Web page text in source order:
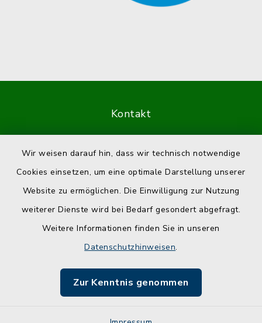
Wir weisen darauf hin, dass wir technisch notwendige
Cookies einsetzen, um eine optimale Darstellung unserer
Website zu ermöglichen. Die Einwilligung zur Nutzung
weiterer Dienste wird bei Bedarf gesondert abgefragt.
Weitere Informationen finden Sie in unseren
Datenschutzhinweisen.
Zur Kenntnis genommen
Kontakt
Datenschutz
Impressum
Sitemap
Cookie-Einstellungen